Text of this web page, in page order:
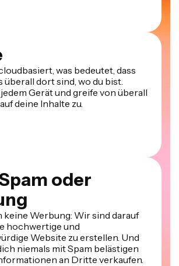
was bedeutet, dass
überall dort sind, wo du bist.
Gerät und greife von überall
deine Inhalte zu.
oder
keine Werbung: Wir sind darauf
hochwertige und
Website zu erstellen. Und
niemals mit Spam belästigen
an Dritte verkaufen.